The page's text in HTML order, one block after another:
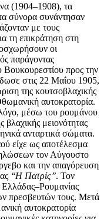
(1904–1908), τα
σύνορα συνάντησαν
με τους
τη επικράτηση στη
οι
παράγοντας
Βουκουρεστίου προς την
στις 22 Μαΐου 1905,
της κουτσοβλαχικής
αυτοκρατορία.
μέσω του ρουμάνου
μειονότητας
ανταρτικά σώματα.
είχε ως αποτέλεσμα
τον Αύγουστο
και την απαγόρευση
‘‘Η Πατρίς’’. Τον
Ελλάδας–Ρουμανίας
πρεσβευτών τους. Μετά
αυτοκρατορία